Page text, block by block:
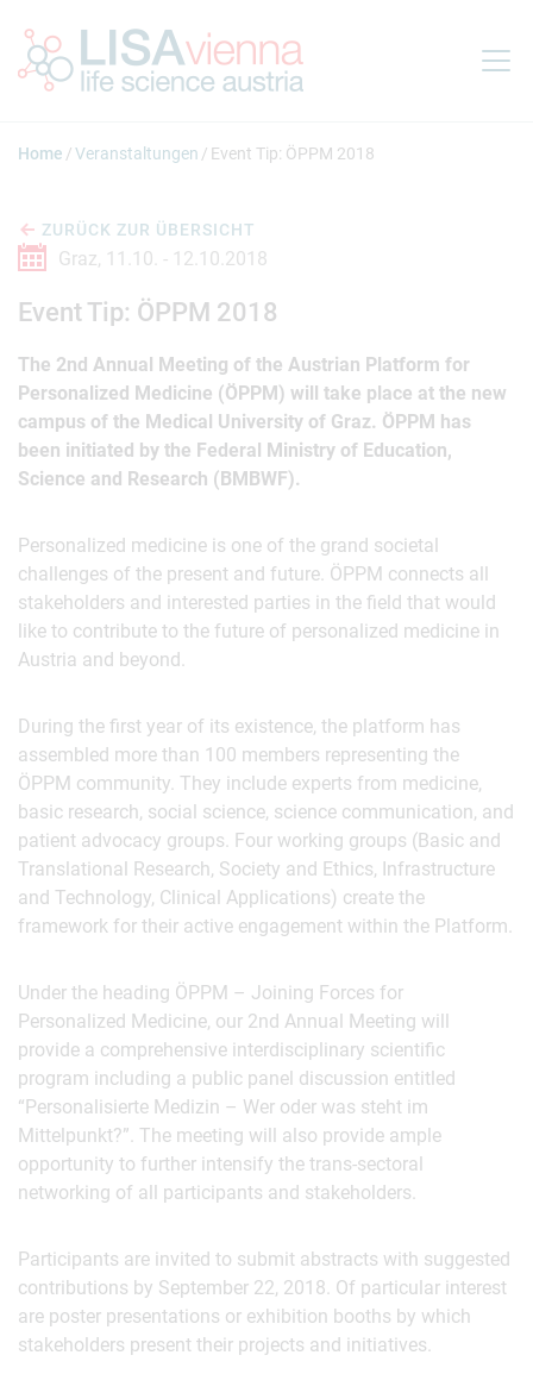
Home Veranstaltungen Event Tip: ÖPPM 2018
ZURÜCK ZUR ÜBERSICHT
Graz, 11.10. - 12.10.2018
Event Tip: ÖPPM 2018
The 2nd Annual Meeting of the Austrian Platform for
Personalized Medicine (ÖPPM) will take place at the new
campus of the Medical University of Graz. ÖPPM has
been initiated by the Federal Ministry of Education,
Science and Research (BMBWF).
Personalized medicine is one of the grand societal
challenges of the present and future. ÖPPM connects all
stakeholders and interested parties in the field that would
like to contribute to the future of personalized medicine in
Austria and beyond.
During the first year of its existence, the platform has
assembled more than 100 members representing the
ÖPPM community. They include experts from medicine,
basic research, social science, science communication, and
patient advocacy groups. Four working groups (Basic and
Translational Research, Society and Ethics, Infrastructure
and Technology, Clinical Applications) create the
framework for their active engagement within the Platform.
Under the heading ÖPPM – Joining Forces for
Personalized Medicine, our 2nd Annual Meeting will
provide a comprehensive interdisciplinary scientific
program including a public panel discussion entitled
“Personalisierte Medizin – Wer oder was steht im
Mittelpunkt?”. The meeting will also provide ample
opportunity to further intensify the trans-sectoral
networking of all participants and stakeholders.
Participants are invited to submit abstracts with suggested
contributions by September 22, 2018. Of particular interest
are poster presentations or exhibition booths by which
stakeholders present their projects and initiatives.